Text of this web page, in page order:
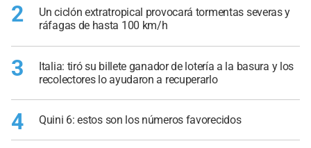
2
Un ciclón extratropical provocará tormentas severas y
ráfagas de hasta 100 km/h
3
Italia: tiró su billete ganador de lotería a la basura y los
recolectores lo ayudaron a recuperarlo
4 Quini 6: estos son los números favorecidos